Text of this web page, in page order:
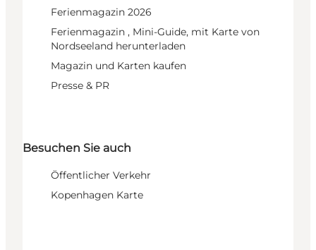
Ferienmagazin 2026
Ferienmagazin , Mini-Guide, mit Karte von
Nordseeland herunterladen
Magazin und Karten kaufen
Presse & PR
Besuchen Sie auch
Öffentlicher Verkehr
Kopenhagen Karte